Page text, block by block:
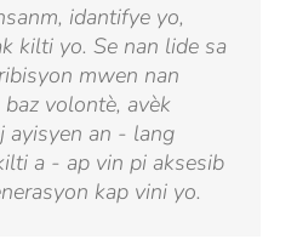
idantifye yo,
kilti yo. Se nan lide sa
mwen nan
volontè, avèk
ayisyen an - lang
a - ap vin pi aksesib
kap vini yo.